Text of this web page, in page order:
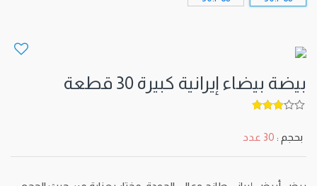
بيضة بيضاء إيرانية كبيرة 30 قطعة
بحجم : 30 عدد